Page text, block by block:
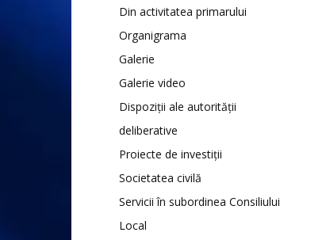
Din activitatea primarului
Organigrama
Galerie
Galerie video
Dispoziții ale autorității
deliberative
Proiecte de investiții
Societatea civilă
Servicii în subordinea Consiliului
Local